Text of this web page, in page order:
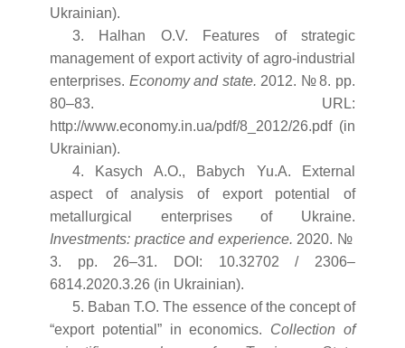
Ukrainian).
3. Halhan O.V. Features of strategic
management of export activity of agro-industrial
enterprises. Economy and state. 2012. № 8. pp.
80–83. URL:
http://www.economy.in.ua/pdf/8_2012/26.pdf (in
Ukrainian).
4. Kasych A.O., Babych Yu.A. External
aspect of analysis of export potential of
metallurgical enterprises of Ukraine.
Investments: practice and experience. 2020. №
3. pp. 26–31. DOI: 10.32702 / 2306–
6814.2020.3.26 (in Ukrainian).
5. Baban T.O. The essence of the concept of
“export potential” in economics. Collection of